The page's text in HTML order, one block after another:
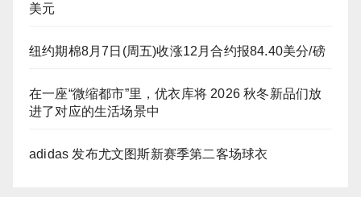
美元
纽约期棉8月7日(周五)收涨12月合约报84.40美分/磅
在一座“微缩都市”里，优衣库将 2026 秋冬新品们放
进了对应的生活场景中
adidas 发布尤文图斯新赛季第二客场球衣